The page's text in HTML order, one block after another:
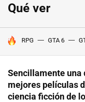
Qué ver
HOY SE HABLA DE
RPG GTA 6
Sencillamente una
mejores películas
ciencia ficción de